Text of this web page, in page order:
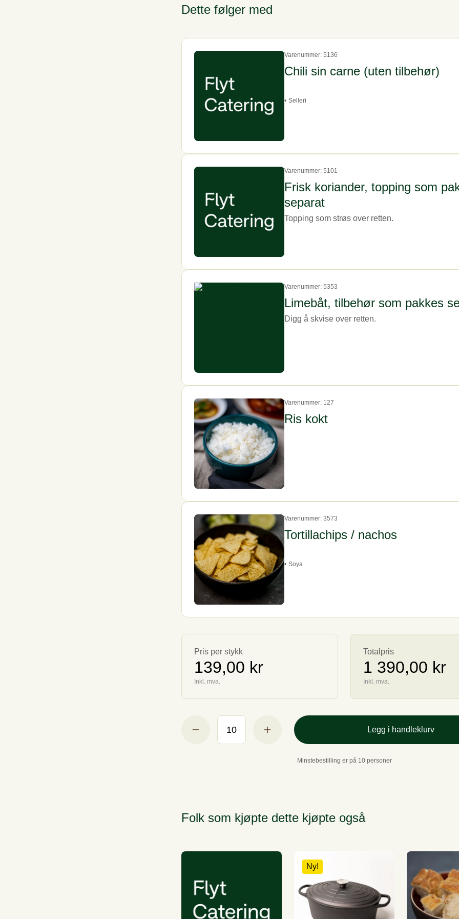
Tallet viser omtrent hvor mye CO2 varene tilsvarer, og hvilke utslippskategorier varene er i.
Dette følger med
Varenummer: 5136
Chili sin carne (uten tilbehør)
• Selleri
Varenummer: 5101
Frisk koriander, topping som
separat
Topping som strøs over retten.
Varenummer: 5353
Limebåt, tilbehør som pakkes
Digg å skvise over retten.
Varenummer: 127
Ris kokt
Varenummer: 3573
Tortillachips / nachos
• Soya
Pris per stykk
139,00 kr
Inkl. mva.
Totalpris
1 390,00 kr
Inkl. mva.
Legg i handleklurv
Minstebestilling er på 10 personer
Folk som kjøpte dette kjøpte også
Ny!